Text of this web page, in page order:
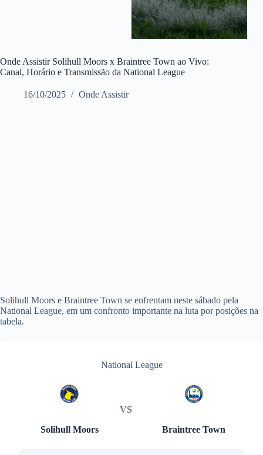
Onde Assistir Solihull Moors x Braintree Town ao Vivo:
Canal, Horário e Transmissão da National League
16/10/2025 Onde Assistir
Solihull Moors e Braintree Town se enfrentam neste sábado pela
National League, em um confronto importante na luta por posições na
tabela.
National League
Solihull Moors
VS
Braintree Town